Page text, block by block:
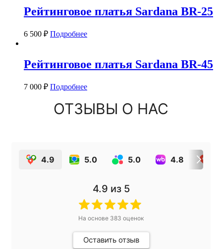
Рейтинговое платья Sardana BR-25
6 500 ₽ Подробнее
Рейтинговое платья Sardana BR-45
7 000 ₽ Подробнее
ОТЗЫВЫ О НАС
4.9 5.0 5.0 4.8
4.9 из 5
На основе 383 оценок
Оставить отзыв